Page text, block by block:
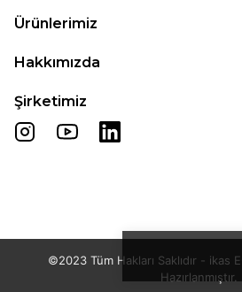
Ürünlerimiz
Hakkımızda
Şirketimiz
©2023 Tüm Hakları Saklıdır - ikas
Hazırlanmıştır.